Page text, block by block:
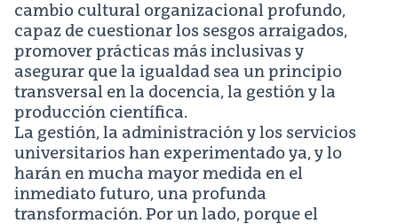
cambio cultural organizacional profundo,
capaz de cuestionar los sesgos arraigados,
promover prácticas más inclusivas y
asegurar que la igualdad sea un principio
transversal en la docencia, la gestión y la
producción científica.
La gestión, la administración y los servicios
universitarios han experimentado ya, y lo
harán en mucha mayor medida en el
inmediato futuro, una profunda
transformación. Por un lado, porque el